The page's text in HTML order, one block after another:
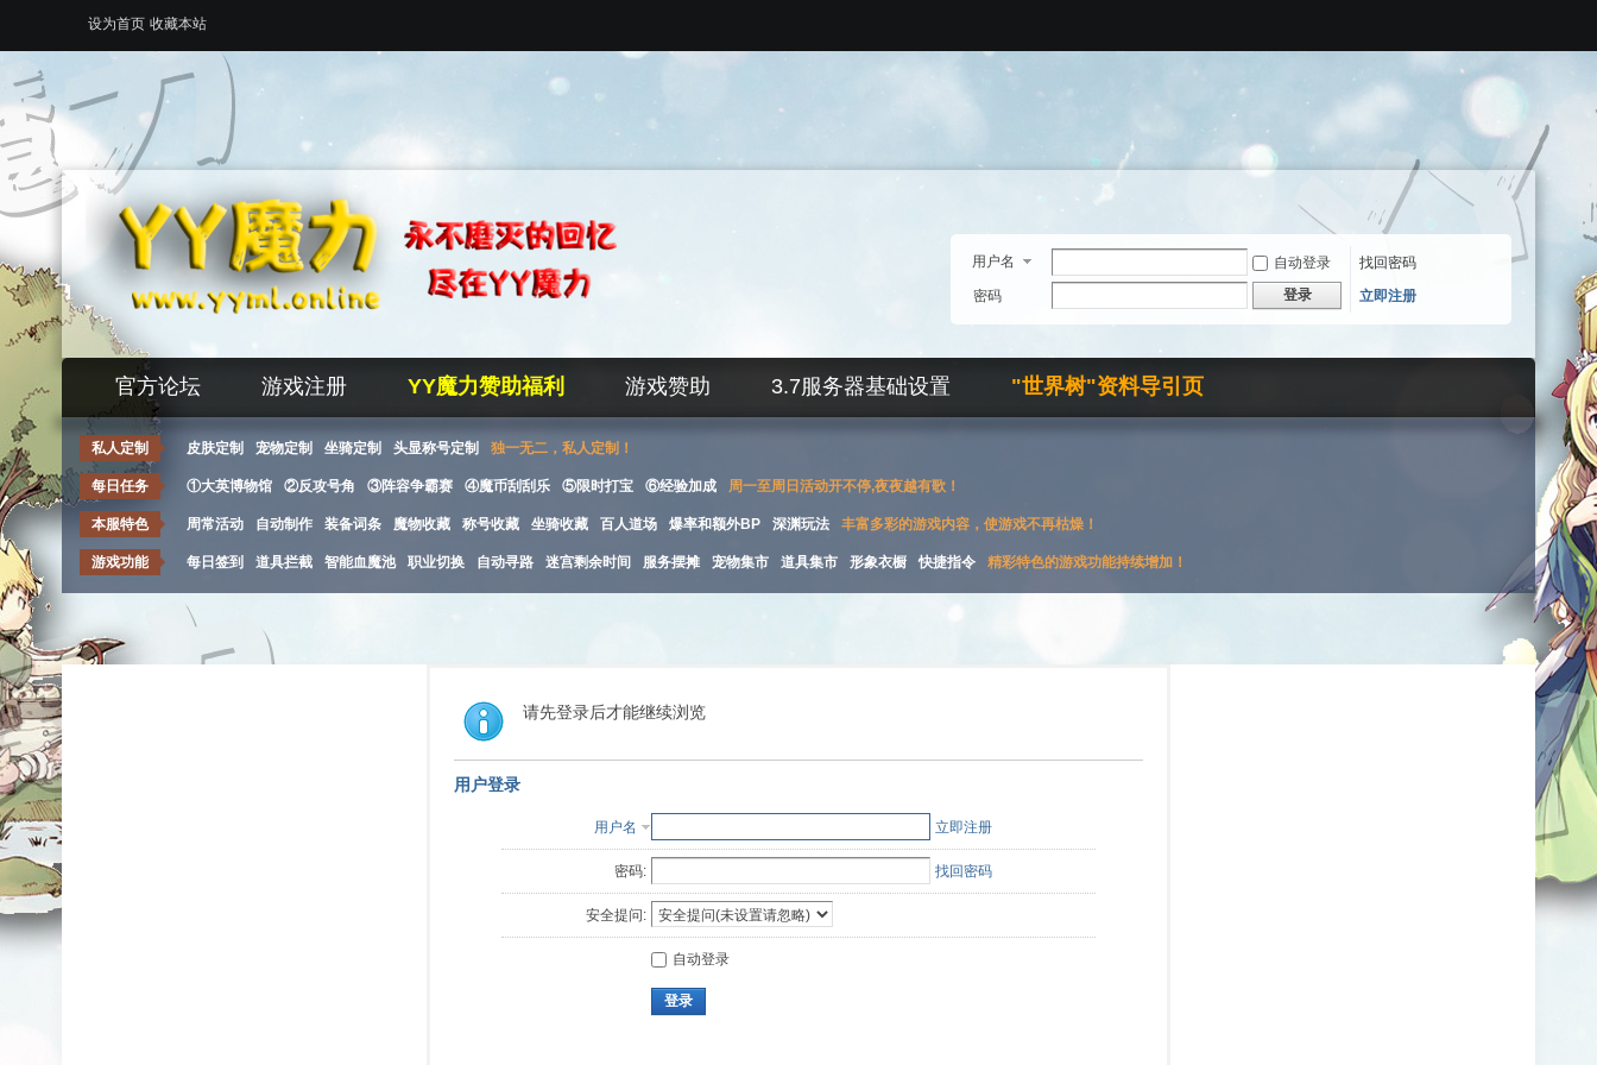
设为首页 收藏本站
用户名 自动登录
找回密码
密码
登录 立即注册
官方论坛 游戏注册 YY魔力赞助福利 游戏赞助 3.7服务器基础设置 "世界树"资料导引页
私人定制 皮肤定制 宠物定制 坐骑定制 头显称号定制 独一无二，私人定制！
每日任务 ①大英博物馆 ②反攻号角 ③阵容争霸赛 ④魔币刮刮乐 ⑤限时打宝 ⑥经验加成 周一至周日活动开不停,夜夜越有歌！
本服特色 周常活动 自动制作 装备词条 魔物收藏 称号收藏 坐骑收藏 百人道场 爆率和额外BP 深渊玩法 丰富多彩的游戏内容，使游戏不再枯燥！
游戏功能 每日签到 道具拦截 智能血魔池 职业切换 自动寻路 迷宫剩余时间 服务摆摊 宠物集市 道具集市 形象衣橱 快捷指令 精彩特色的游戏功能持续增加！
请先登录后才能继续浏览
用户登录
用户名 立即注册
密码: 找回密码
安全提问:
自动登录
登录